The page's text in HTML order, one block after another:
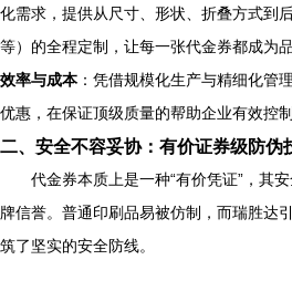
化需求，提供从尺寸、形状、折叠方式到
等）的全程定制，让每一张代金券都成为
效率与成本：凭借规模化生产与精细化管
优惠，在保证顶级质量的帮助企业有效控
二、安全不容妥协：有价证券级防伪
代金券本质上是一种“有价凭证”，其
牌信誉。普通印刷品易被仿制，而瑞胜达
筑了坚实的安全防线。